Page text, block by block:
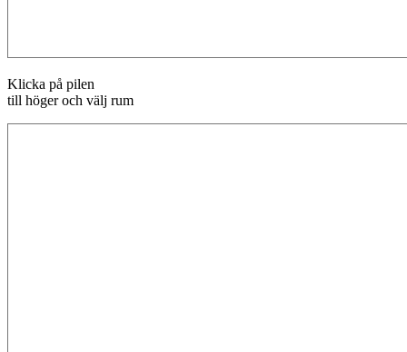
Klicka på pilen
till höger och välj rum